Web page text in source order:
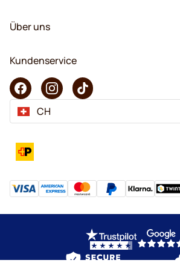
Über uns
Kundenservice
CH